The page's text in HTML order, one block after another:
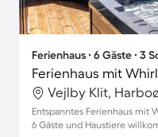
Ferienhaus ∙ 6 Gäste ∙ 3
Ferienhaus mit
Vejlby Klit,
Entspanntes Ferienhaus mit
6 Gäste und Haustiere